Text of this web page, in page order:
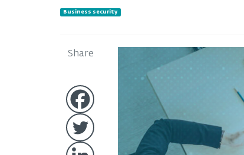
Business security
Share